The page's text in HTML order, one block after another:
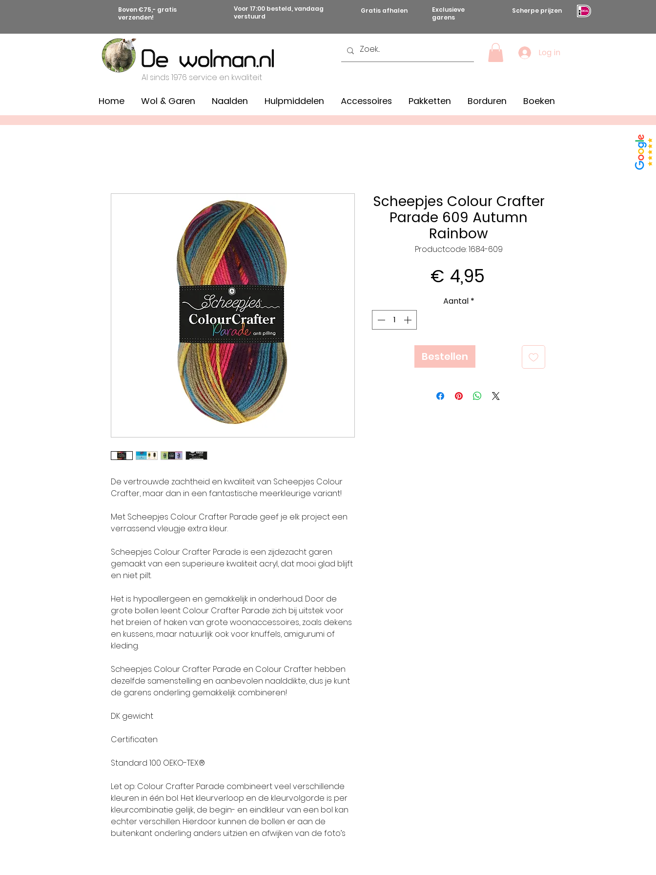
Boven €75,- gratis
verzenden!
Voor 17:00 besteld, vandaag
verstuurd
Gratis afhalen
Exclusieve
garens
Scherpe prijzen
Al sinds 1976 service en kwaliteit
Log in
Home Wol & Garen Naalden Hulpmiddelen Accessoires Pakketten Borduren Boeken
De vertrouwde zachtheid en kwaliteit van Scheepjes Colour
Crafter, maar dan in een fantastische meerkleurige variant!
Met Scheepjes Colour Crafter Parade geef je elk project een
verrassend vleugje extra kleur.
Scheepjes Colour Crafter Parade is een zijdezacht garen
gemaakt van een superieure kwaliteit acryl, dat mooi glad blijft
en niet pilt.
Het is hypoallergeen en gemakkelijk in onderhoud. Door de
grote bollen leent Colour Crafter Parade zich bij uitstek voor
het breien of haken van grote woonaccessoires, zoals dekens
en kussens, maar natuurlijk ook voor knuffels, amigurumi of
kleding.
Scheepjes Colour Crafter Parade en Colour Crafter hebben
dezelfde samenstelling en aanbevolen naalddikte, dus je kunt
de garens onderling gemakkelijk combineren!
DK gewicht
Certificaten
Standard 100 OEKO-TEX®
Let op: Colour Crafter Parade combineert veel verschillende
kleuren in één bol. Het kleurverloop en de kleurvolgorde is per
kleurcombinatie gelijk, de begin- en eindkleur van een bol kan
echter verschillen. Hierdoor kunnen de bollen er aan de
buitenkant onderling anders uitzien en afwijken van de foto’s
Scheepjes Colour Crafter
Parade 609 Autumn
Rainbow
Productcode: 1684-609
€ 4,95
Aantal *
Bestellen